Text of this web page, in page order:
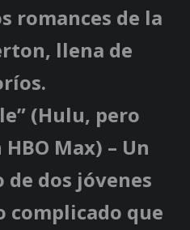
romances de la
llena de
(Hulu, pero
Max) – Un
dos jóvenes
complicado que